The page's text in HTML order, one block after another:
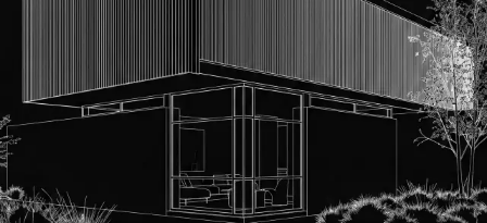
Anexar